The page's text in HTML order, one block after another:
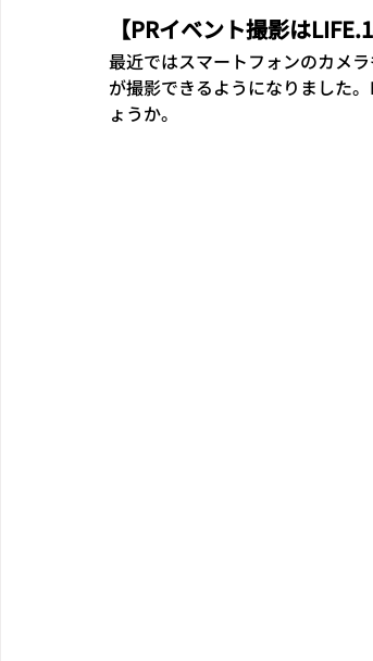
【PRイベント撮影は
最近ではスマートフォンのカメ
が撮影できるようになりました
ょうか。